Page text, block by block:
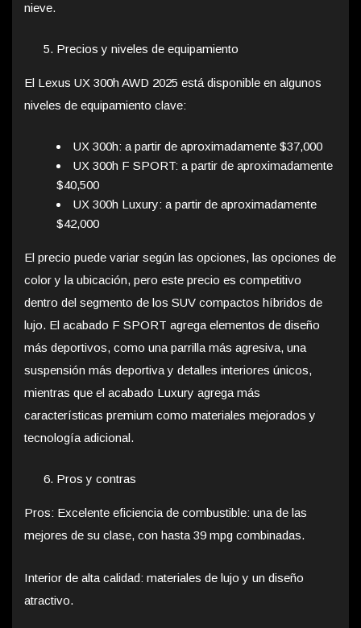
nieve.
Precios y niveles de equipamiento
El Lexus UX 300h AWD 2025 está disponible en algunos
niveles de equipamiento clave:
UX 300h: a partir de aproximadamente $37,000
UX 300h F SPORT: a partir de aproximadamente
$40,500
UX 300h Luxury: a partir de aproximadamente
$42,000
El precio puede variar según las opciones, las opciones de
color y la ubicación, pero este precio es competitivo
dentro del segmento de los SUV compactos híbridos de
lujo. El acabado F SPORT agrega elementos de diseño
más deportivos, como una parrilla más agresiva, una
suspensión más deportiva y detalles interiores únicos,
mientras que el acabado Luxury agrega más
características premium como materiales mejorados y
tecnología adicional.
Pros y contras
Pros: Excelente eficiencia de combustible: una de las
mejores de su clase, con hasta 39 mpg combinadas.
Interior de alta calidad: materiales de lujo y un diseño
atractivo.